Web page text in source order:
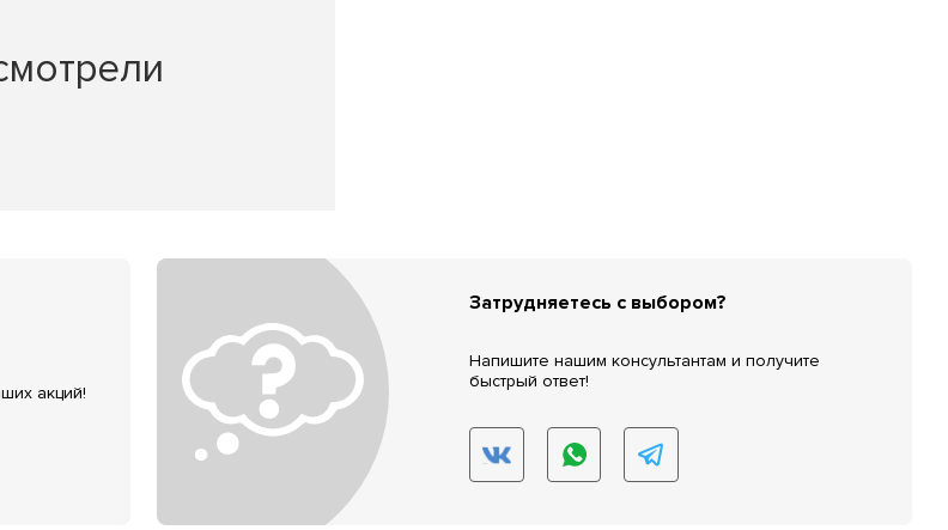
акций!
Затрудняетесь с выбором?
Напишите нашим консультантам и получите
быстрый ответ!